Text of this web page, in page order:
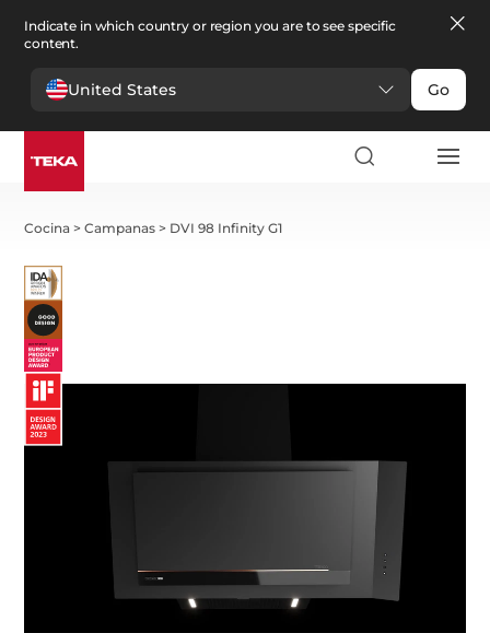
Indicate in which country or region you are to see specific
content.
United States Go
Cocina >Campanas > DVI 98 Infinity G1